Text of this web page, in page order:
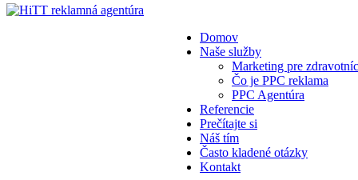
Domov
Naše služby
Marketing pre
Čo je PPC reklama
PPC Agentúra
Referencie
Prečítajte si
Náš tím
Často kladené otázky
Kontakt